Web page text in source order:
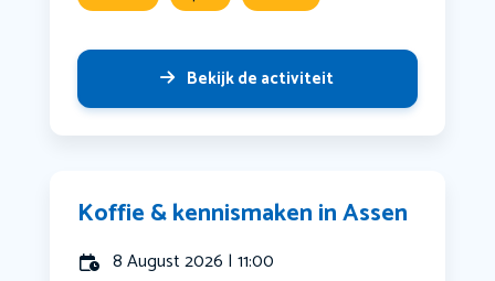
Bekijk de activiteit
Koffie & kennismaken in Assen
8 August 2026 | 11:00